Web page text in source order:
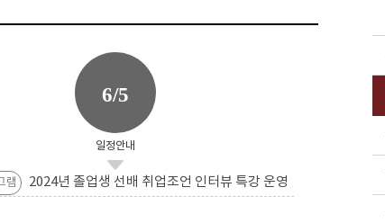
6/5
일정안내
램 2024년 졸업생 선배 취업조언 인터뷰 특강 운영